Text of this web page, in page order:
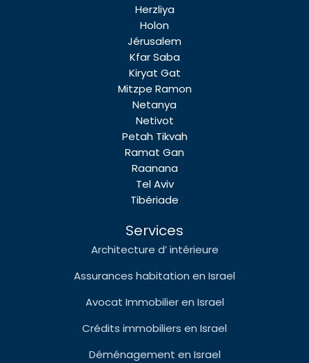
Herzliya
Holon
Jérusalem
Kfar Saba
Kiryat Gat
Mitzpe Ramon
Netanya
Netivot
Petah Tikvah
Ramat Gan
Raanana
Tel Aviv
Tibériade
Services
Architecture d’ intérieure
Assurances habitation en Israel
Avocat Immobilier en Israel
Crédits immobiliers en Israel
Déménagement en Israel